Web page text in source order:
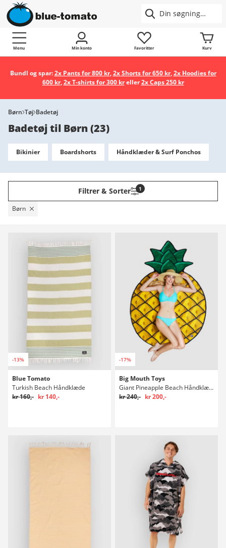
Menu Min konto Favoritter Kurv
Bundl og spar:2x Pants for 800 kr,2x Shorts for 650 kr,2x Hoodies for
600 kr,2x T-shirts for 300 kreller2x Caps 250 kr
Børn Tøj Badetøj
Badetøj til Børn(23)
Bikinier Boardshorts Håndklæder & Surf Ponchos
Filtrer & Sorter 1
Børn
-13%
Blue Tomato
Turkish Beach Håndklæde
kr 160,- kr 140,-
-17%
Big Mouth Toys
Giant Pineapple Beach Håndklæde
kr 240,- kr 200,-